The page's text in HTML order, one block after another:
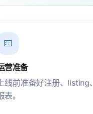
营准备
线前准备好注册、listing
表。